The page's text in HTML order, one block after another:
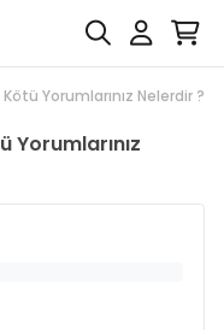
Yorumlarınız Nelerdir ?
Yorumlarınız